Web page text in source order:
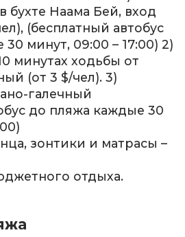
бухте Наама Бей, вход
(бесплатный автобус
минут, 09:00 – 17:00) 2)
минутах ходьбы от
(от 3 $/чел). 3)
галечный
до пляжа каждые 30
зонтики и матрасы –
отдыха.